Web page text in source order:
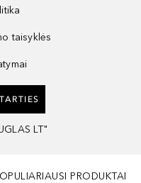
taisyklės
LT"
PRODUKTAI